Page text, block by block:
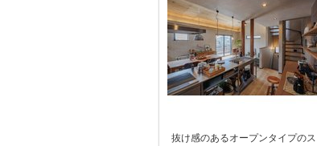
抜け感のあるオープンタイプのス